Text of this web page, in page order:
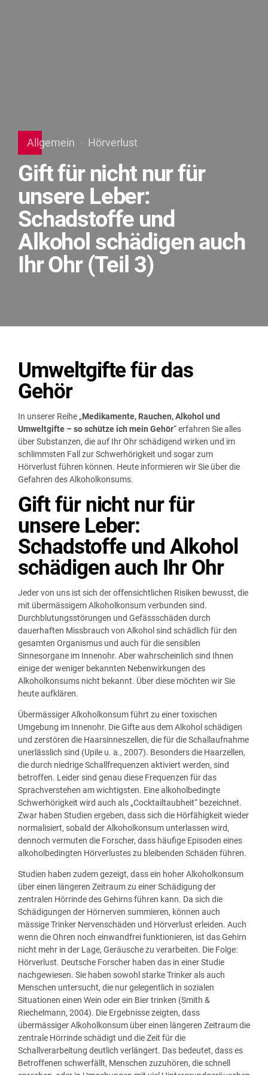
Allgemein Hörverlust
Gift für nicht nur für
unsere Leber:
Schadstoffe und
Alkohol schädigen auch
Ihr Ohr (Teil 3)
Umweltgifte für das
Gehör
In unserer Reihe „Medikamente, Rauchen, Alkohol und
Umweltgifte – so schütze ich mein Gehör“ erfahren Sie alles
über Substanzen, die auf Ihr Ohr schädigend wirken und im
schlimmsten Fall zur Schwerhörigkeit und sogar zum
Hörverlust führen können. Heute informieren wir Sie über die
Gefahren des Alkoholkonsums.
Gift für nicht nur für
unsere Leber:
Schadstoffe und Alkohol
schädigen auch Ihr Ohr
Jeder von uns ist sich der offensichtlichen Risiken bewusst, die
mit übermässigem Alkoholkonsum verbunden sind.
Durchblutungsstörungen und Gefässschäden durch
dauerhaften Missbrauch von Alkohol sind schädlich für den
gesamten Organismus und auch für die sensiblen
Sinnesorgane im Innenohr. Aber wahrscheinlich sind Ihnen
einige der weniger bekannten Nebenwirkungen des
Alkoholkonsums nicht bekannt. Über diese möchten wir Sie
heute aufklären.
Übermässiger Alkoholkonsum führt zu einer toxischen
Umgebung im Innenohr. Die Gifte aus dem Alkohol schädigen
und zerstören die Haarsinneszellen, die für die Schallaufnahme
unerlässlich sind (Upile u. a., 2007). Besonders die Haarzellen,
die durch niedrige Schallfrequenzen aktiviert werden, sind
betroffen. Leider sind genau diese Frequenzen für das
Sprachverstehen am wichtigsten. Eine alkoholbedingte
Schwerhörigkeit wird auch als „Cocktailtaubheit“ bezeichnet.
Zwar haben Studien ergeben, dass sich die Hörfähigkeit wieder
normalisiert, sobald der Alkoholkonsum unterlassen wird,
dennoch vermuten die Forscher, dass häufige Episoden eines
alkoholbedingten Hörverlustes zu bleibenden Schäden führen.
Studien haben zudem gezeigt, dass ein hoher Alkoholkonsum
über einen längeren Zeitraum zu einer Schädigung der
zentralen Hörrinde des Gehirns führen kann. Da sich die
Schädigungen der Hörnerven summieren, können auch
mässige Trinker Nervenschäden und Hörverlust erleiden. Auch
wenn die Ohren noch einwandfrei funktionieren, ist das Gehirn
nicht mehr in der Lage, Geräusche zu verarbeiten. Die Folge:
Hörverlust. Deutsche Forscher haben das in einer Studie
nachgewiesen. Sie haben sowohl starke Trinker als auch
Menschen untersucht, die nur gelegentlich in sozialen
Situationen einen Wein oder ein Bier trinken (Smith &
Riechelmann, 2004). Die Ergebnisse zeigten, dass
übermässiger Alkoholkonsum über einen längeren Zeitraum die
zentrale Hörrinde schädigt und die Zeit für die
Schallverarbeitung deutlich verlängert. Das bedeutet, dass es
Betroffenen schwerfällt, Menschen zuzuhören, die schnell